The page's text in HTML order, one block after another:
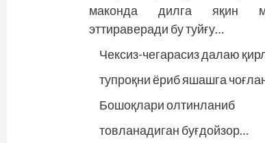
маконда дилга яқин
эттираверади бу туйғу…
Чексиз-чегарасиз далаю
тупроқни ёриб яшашга
Бошоқлари олтинланиб
товланадиган буғдойзор…